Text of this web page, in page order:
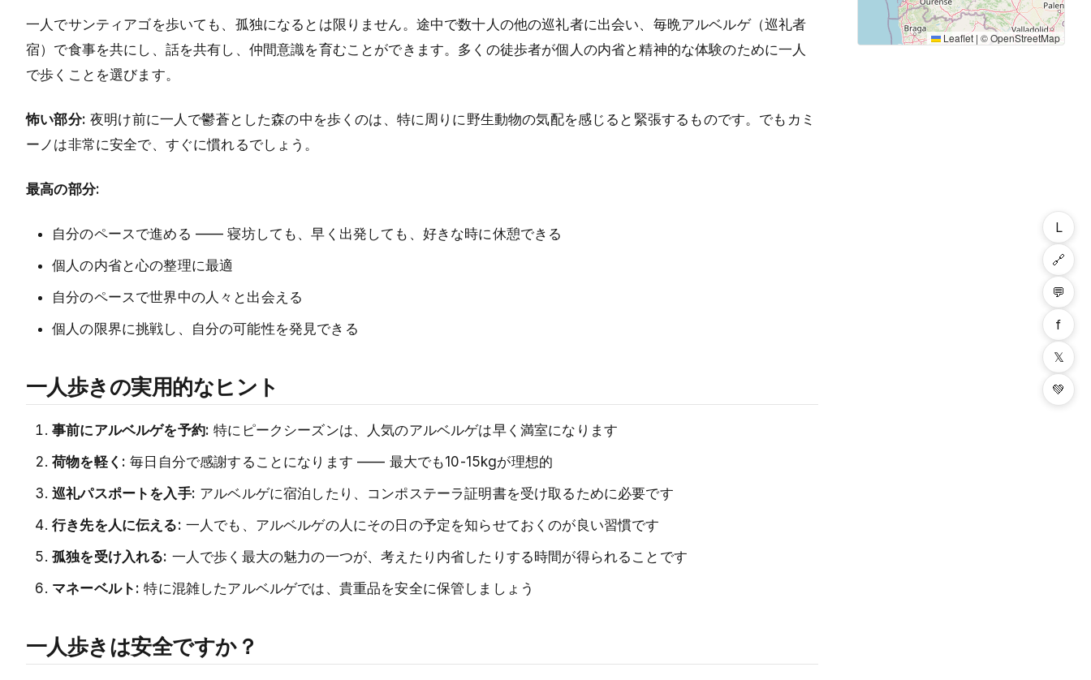
一人でサンティアゴを歩いても、孤独になるとは限りません。途中で数十人の他の巡礼者に出会い、毎晩アルベルゲ（巡礼者
宿）で食事を共にし、話を共有し、仲間意識を育むことができます。多くの徒歩者が個人の内省と精神的な体験のために一人
で歩くことを選びます。
怖い部分: 夜明け前に一人で鬱蒼とした森の中を歩くのは、特に周りに野生動物の気配を感じると緊張するものです。でもカミ
ーノは非常に安全で、すぐに慣れるでしょう。
最高の部分:
自分のペースで進める —— 寝坊しても、早く出発しても、好きな時に休憩できる
個人の内省と心の整理に最適
自分のペースで世界中の人々と出会える
個人の限界に挑戦し、自分の可能性を発見できる
一人歩きの実用的なヒント
事前にアルベルゲを予約: 特にピークシーズンは、人気のアルベルゲは早く満室になります
荷物を軽く: 毎日自分で感謝することになります —— 最大でも10-15kgが理想的
巡礼パスポートを入手: アルベルゲに宿泊したり、コンポステーラ証明書を受け取るために必要です
行き先を人に伝える: 一人でも、アルベルゲの人にその日の予定を知らせておくのが良い習慣です
孤独を受け入れる: 一人で歩く最大の魅力の一つが、考えたり内省したりする時間が得られることです
マネーベルト: 特に混雑したアルベルゲでは、貴重品を安全に保管しましょう
一人歩きは安全ですか？
Leaflet | ©OpenStreetMap
L
🔗
💬
f
𝕏
💚